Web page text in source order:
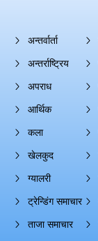
अन्तर्वार्ता
अन्तर्राष्ट्रिय
अपराध
आर्थिक
कला
खेलकुद
ग्यालरी
ट्रेन्डिंग समाचार
ताजा समाचार